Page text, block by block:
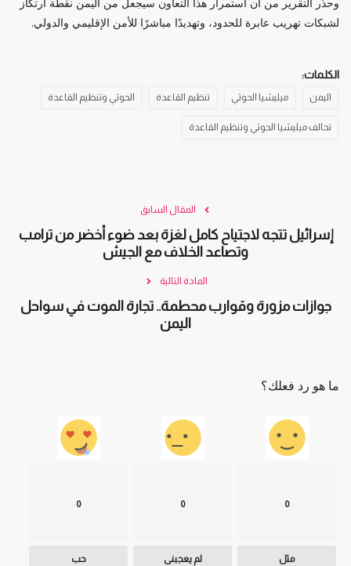
لشبكات تهريب عابرة للحدود، وتهديدًا مباشرًا للأمن الإقليمي والدولي.
الكلمات:
اليمن ميليشيا الحوثي تنظيم القاعدة الحوثي وتنظيم القاعدة
تحالف ميليشيا الحوثي وتنظيم القاعدة
المقال السابق
إسرائيل تتجه لاجتياح كامل لغزة بعد ضوء أخضر من ترامب
وتصاعد الخلاف مع الجيش
المادة التالية
جوازات مزورة وقوارب محطمة.. تجارة الموت في سواحل
اليمن
ما هو رد فعلك؟
0
مثل
0
لم يعجبنى
0
حب